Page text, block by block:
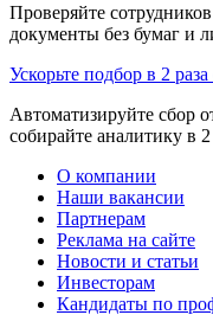
Проверяйте
документы без бумаг и
Ускорьте подбор в 2
Автоматизируйте сбор
собирайте аналитику в
О компании
Наши вакансии
Партнерам
Реклама на сайте
Новости и статьи
Инвесторам
Кандидаты по